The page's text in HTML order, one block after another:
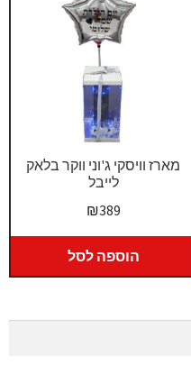
מארז וויסקי ג'וני ווקר בלאק
לייבל
₪389
הוספה לסל